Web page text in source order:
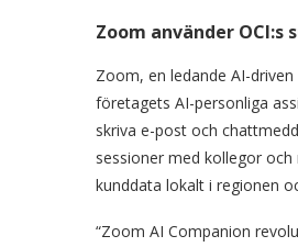
Zoom använder
Zoom, en ledande AI-
företagets AI-personliga
skriva e-post och
sessioner med kollegor
kunddata lokalt i regionen
“Zoom AI Companion